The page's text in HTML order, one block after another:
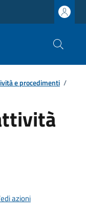
e procedimenti /
azioni